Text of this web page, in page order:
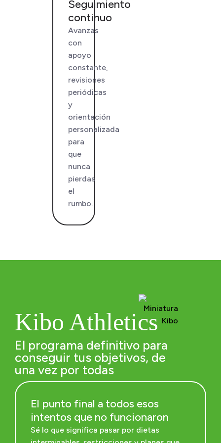
Seguimiento
continuo
Avanzas
con
apoyo
constante,
revisiones
periódicas
y
orientación
personalizada
para
que
nunca
pierdas
el
rumbo.
Kibo Athletics
El programa definitivo para
conseguir tus objetivos, de
una vez por todas
El punto final a todos esos
intentos que no funcionaron
Sé lo que significa pasar por dietas